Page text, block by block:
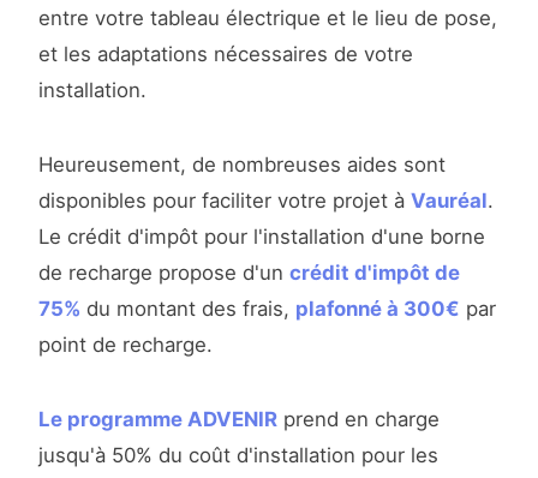
entre votre tableau électrique et le lieu de pose,
et les adaptations nécessaires de votre
installation.
Heureusement, de nombreuses aides sont
disponibles pour faciliter votre projet à Vauréal.
Le crédit d'impôt pour l'installation d'une borne
de recharge propose d'un crédit d'impôt de
75% du montant des frais, plafonné à 300€ par
point de recharge.
Le programme ADVENIR prend en charge
jusqu'à 50% du coût d'installation pour les